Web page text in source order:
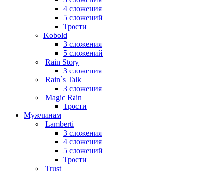
4 сложения
5 сложений
Трости
Kobold
3 сложения
5 сложений
Rain Story
3 сложения
Rain`s Talk
3 сложения
Magic Rain
Трости
Мужчинам
Lamberti
3 сложения
4 сложения
5 сложений
Трости
Trust